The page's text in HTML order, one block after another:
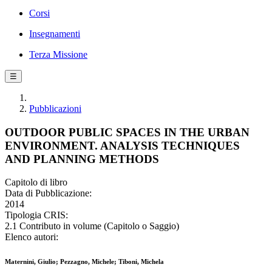
Corsi
Insegnamenti
Terza Missione
☰
Pubblicazioni
OUTDOOR PUBLIC SPACES IN THE URBAN
ENVIRONMENT. ANALYSIS TECHNIQUES
AND PLANNING METHODS
Capitolo di libro
Data di Pubblicazione:
2014
Tipologia CRIS:
2.1 Contributo in volume (Capitolo o Saggio)
Elenco autori:
Maternini, Giulio; Pezzagno, Michele; Tiboni, Michela